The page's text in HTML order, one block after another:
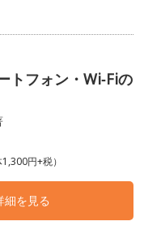
フォン・Wi‐Fiの
円+税）
細を見る